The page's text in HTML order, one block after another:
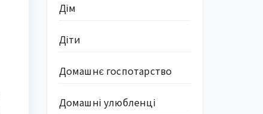
Дім
Діти
Домашнє госпотарство
Домашні улюбленці